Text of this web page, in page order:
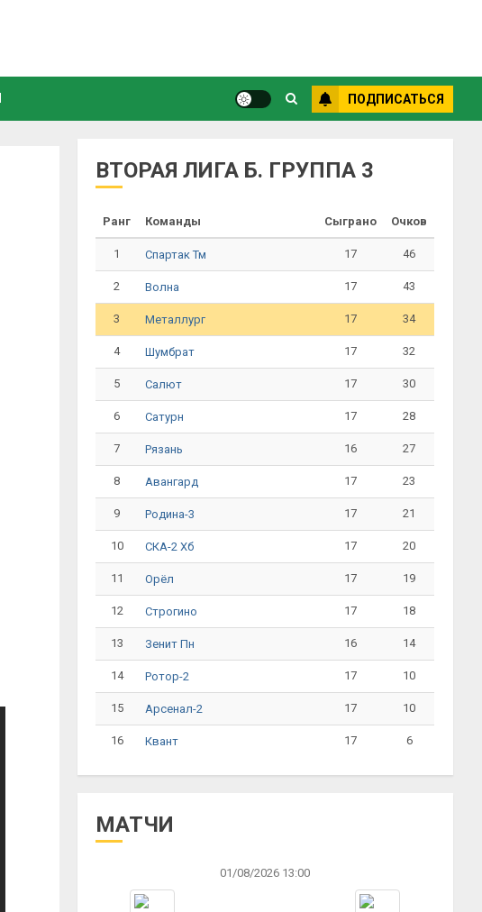
ПОДПИСАТЬСЯ
ВТОРАЯ ЛИГА Б. ГРУППА 3
Ранг Команды Сыграно Очков
1 Спартак Тм 17 46
2 Волна 17 43
3 Металлург 17 34
4 Шумбрат 17 32
5 Салют 17 30
6 Сатурн 17 28
7 Рязань 16 27
8 Авангард 17 23
9 Родина-3 17 21
10 СКА-2 Хб 17 20
11 Орёл 17 19
12 Строгино 17 18
13 Зенит Пн 16 14
14 Ротор-2 17 10
15 Арсенал-2 17 10
16 Квант 17 6
МАТЧИ
01/08/2026 13:00